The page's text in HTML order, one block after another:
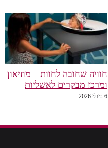
חוויה שחובה לחוות – מוזיאון
ומרכז מבקרים לאשליות
6 ביולי 2026